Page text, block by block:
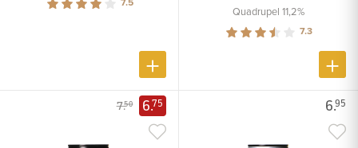
Quadrupel 11,2%
7.3
7.50 6.75 6.95